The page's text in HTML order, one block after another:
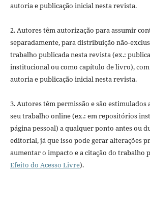
autoria e publicação inicial nesta revista.
2. Autores têm autorização para assumir
separadamente, para distribuição não-
trabalho publicada nesta revista (ex.:
institucional ou como capítulo de livro),
autoria e publicação inicial nesta revista.
3. Autores têm permissão e são
seu trabalho online (ex.: em repositórios
página pessoal) a qualquer ponto antes ou
editorial, já que isso pode gerar alterações
aumentar o impacto e a citação do trabalho
Efeito do Acesso Livre).